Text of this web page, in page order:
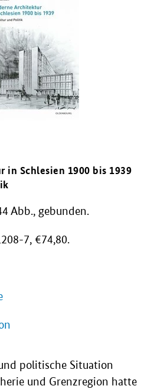
in Schlesien 1900 bis 1939
Abb., gebunden.
7, €74,80.
politische Situation
und Grenzregion hatte